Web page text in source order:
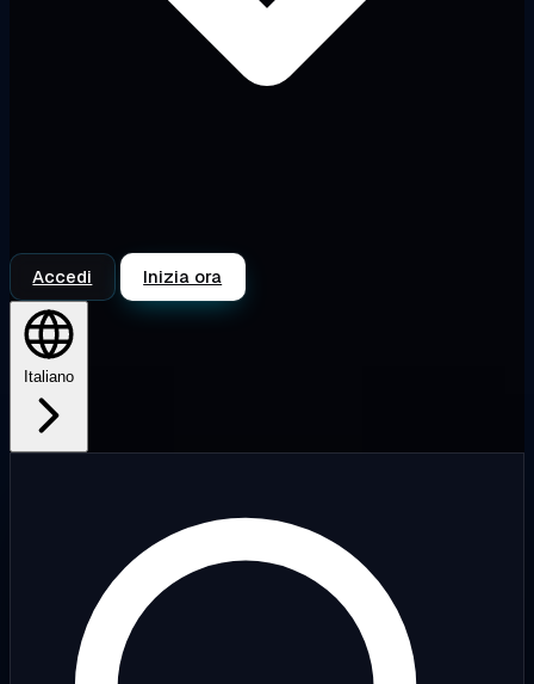
Accedi Inizia ora
Italiano